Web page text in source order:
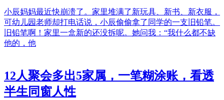
小辰妈妈最近快崩溃了。家里堆满了新玩具、新书、新衣服，
可幼儿园老师却打电话说，小辰偷偷拿了同学的一支旧铅笔。
旧铅笔啊！家里一盒新的还没拆呢。她问我：“我什么都不缺
他的，他
12人聚会多出5家属，一笔糊涂账，看透
半生同窗人性